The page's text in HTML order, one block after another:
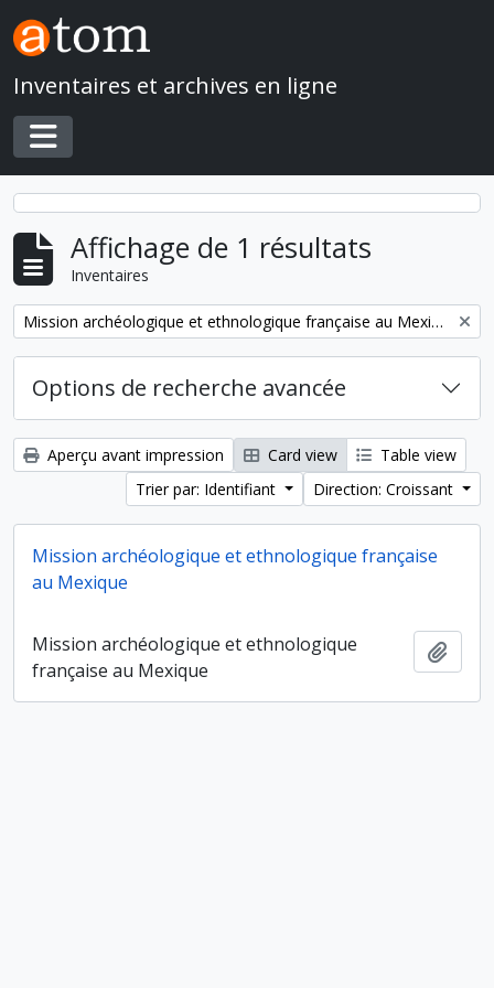
Skip to main content
Inventaires et archives en ligne
Toggle navigation
Affichage de 1 résultats
Inventaires
Remove filter: Mission archéologique et ethnologique française au Mexique
Options de recherche avancée
Aperçu avant impression Card view
Table view
Trier par: Identifiant
Direction: Croissant
Mission archéologique et ethnologique française
au Mexique
Mission archéologique et ethnologique
française au Mexique